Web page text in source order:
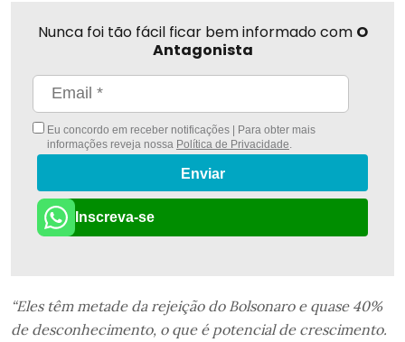
Nunca foi tão fácil ficar bem informado com O
Antagonista
Eu concordo em receber notificações | Para obter mais
informações reveja nossa Política de Privacidade
Enviar
Inscreva-se
“Eles têm metade da rejeição do Bolsonaro e quase 40%
de desconhecimento, o que é potencial de crescimento.